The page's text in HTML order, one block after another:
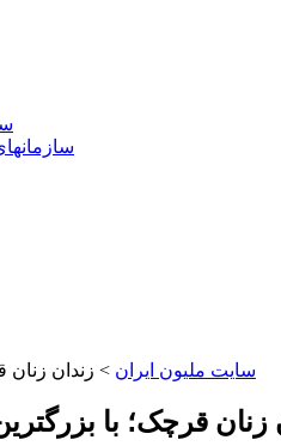
-
-
سایت ملیون ایران > زندان زنان
زنان قرچک؛ با